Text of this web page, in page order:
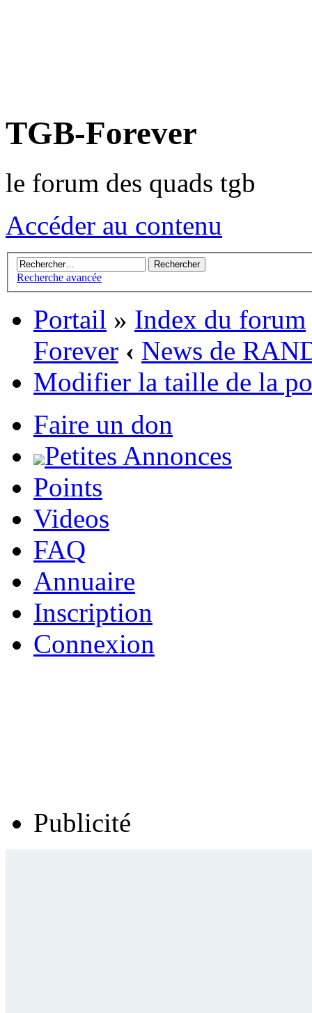
TGB-Forever
le forum des quads tgb
Accéder au contenu
Recherche avancée
Portail » Index du forum
Forever ‹ News de
Modifier la taille de la
Faire un don
Petites Annonces
Points
Videos
FAQ
Annuaire
Inscription
Connexion
Publicité